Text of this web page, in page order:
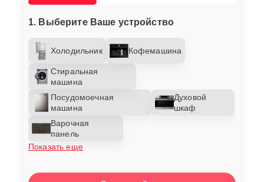
1. Выберите Ваше устройство
Холодильник Кофемашина
Стиральная
машина
Посудомоечная
машина
Духовой
шкаф
Варочная
панель
Показать еще